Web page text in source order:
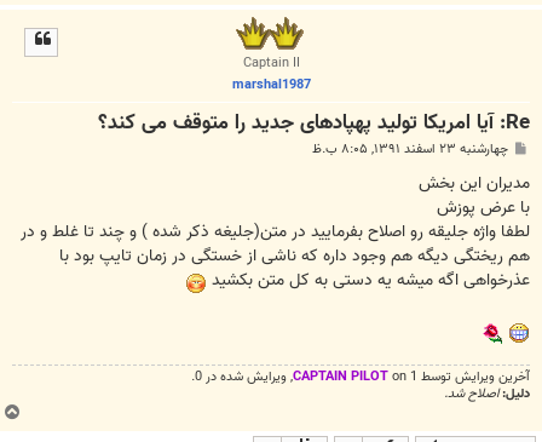
Captain II
marshal1987
Re: آیا امریکا تولید پهپادهای جدید را متوقف می کند؟
س
ت
چهارشنبه ۲۳ اسفند ۱۳۹۱, ۸:۰۵ ب.ظ
مدیران این بخش
با عرض پوزش
لطفا واژه جلیقه رو اصلاح بفرمایید در متن(جلیغه ذکر شده ) و چند تا غلط و در
هم ریختگی دیگه هم وجود داره که ناشی از خستگی در زمان تایپ بود با
عذرخواهی اگه میشه یه دستی به کل متن بکشید
آخرین ويرايش توسط 1 on CAPTAIN PILOT, ويرايش شده در 0.
دلیل: اصلاح شد.